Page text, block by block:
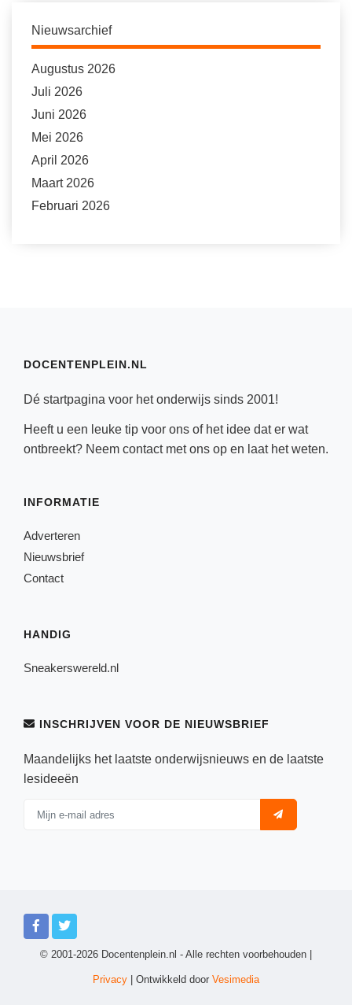
Nieuwsarchief
Augustus 2026
Juli 2026
Juni 2026
Mei 2026
April 2026
Maart 2026
Februari 2026
DOCENTENPLEIN.NL
Dé startpagina voor het onderwijs sinds 2001!
Heeft u een leuke tip voor ons of het idee dat er wat
ontbreekt? Neem contactmet ons op en laat het weten.
INFORMATIE
Adverteren
Nieuwsbrief
Contact
HANDIG
Sneakerswereld.nl
INSCHRIJVEN VOOR DE NIEUWSBRIEF
Maandelijks het laatste onderwijsnieuws en de laatste
lesideeën
© 2001-2026 Docentenplein.nl - Alle rechten voorbehouden |
Privacy | Ontwikkeld door Vesimedia